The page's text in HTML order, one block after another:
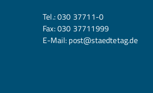
Tel.:030 37711-0
Fax: 030 37711999
E-Mail: post@staedtetag.de